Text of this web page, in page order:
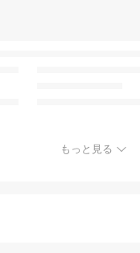
もっと見る